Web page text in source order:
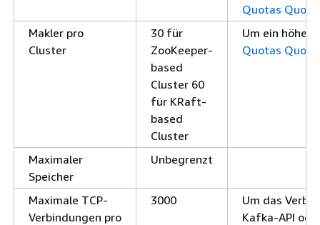
Quotas
Makler pro
Cluster
30 für
ZooKeeper-
based
Cluster 60
für KRaft-
based
Cluster
Um ein
Quotas
Maximaler
Speicher
Unbegrenzt
Maximale TCP-
Verbindungen pro
3000
Um das
Kafka-API